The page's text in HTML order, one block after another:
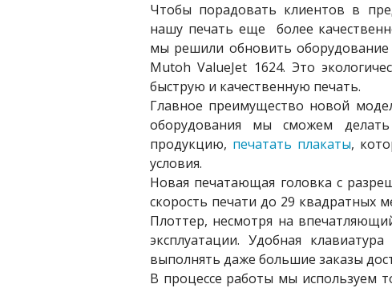
Чтобы порадовать клиентов в
нашу печать еще более
мы решили обновить оборудование
Mutoh ValueJet 1624. Это
быструю и качественную печать.
Главное преимущество новой
оборудования мы сможем
продукцию, печатать плакаты,
условия.
Новая печатающая головка с
скорость печати до 29 квадратных
Плоттер, несмотря на
эксплуатации. Удобная
выполнять даже большие заказы
В процессе работы мы используем